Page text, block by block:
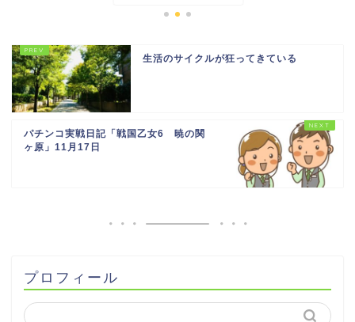
生活のサイクルが狂ってきている
パチンコ実戦日記「戦国乙女6 暁の関
ヶ原」11月17日
プロフィール